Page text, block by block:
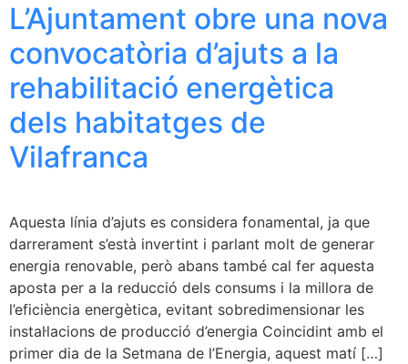
L’Ajuntament obre una nova
convocatòria d’ajuts a la
rehabilitació energètica
dels habitatges de
Vilafranca
Aquesta línia d’ajuts es considera fonamental, ja que
darrerament s’està invertint i parlant molt de generar
energia renovable, però abans també cal fer aquesta
aposta per a la reducció dels consums i la millora de
l’eficiència energètica, evitant sobredimensionar les
instal·lacions de producció d’energia Coincidint amb el
primer dia de la Setmana de l’Energia, aquest matí […]